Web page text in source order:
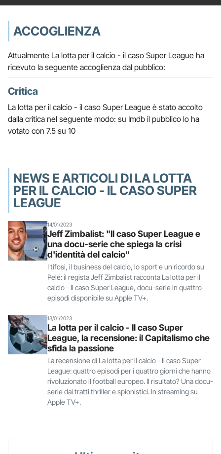
ACCOGLIENZA
Attualmente La lotta per il calcio - il caso Super League ha
ricevuto la seguente accoglienza dal pubblico:
Critica
La lotta per il calcio - il caso Super League è stato accolto
dalla critica nel seguente modo: su Imdb il pubblico lo ha
votato con 7.5 su 10
NEWS E ARTICOLI DI LA LOTTA
PER IL CALCIO - IL CASO SUPER
LEAGUE
14/01/2023
Jeff Zimbalist: "Il caso Super League e
una docu-serie che spiega la crisi
d'identità del calcio"
I tifosi, il business del calcio, lo sport e un ricordo su
Pelé: il regista Jeff Zimbalist racconta La lotta per il
calcio - Il caso Super League, docu-serie in quattro
episodi disponibile su Apple TV+.
13/01/2023
La lotta per il calcio - Il caso Super
League, la recensione: il Capitalismo che
sfida la passione
La recensione di La lotta per il calcio - Il caso Super
League: quattro episodi per i quattro giorni che hanno
rivoluzionato il football europeo. Il risultato? Una docu-
serie dai tratti thriller e spionistici. In streaming su
Apple TV+.